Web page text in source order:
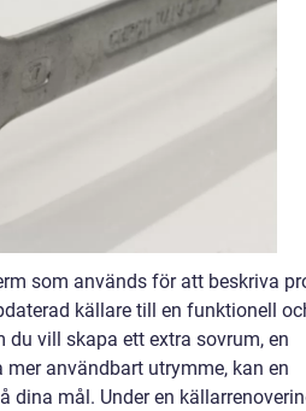
som används för att beskriva
källare till en funktionell
vill skapa ett extra sovrum, en
användbart utrymme, kan en
dina mål. Under en